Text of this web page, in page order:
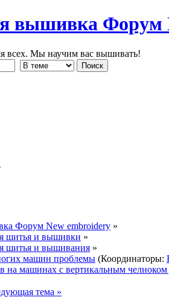
всех. Мы научим вас вышивать!
Форум New embroidery »
шитья и вышивки »
шитья и вышивания »
машин проблемы (Координаторы:
на машинах с вертикальным челноком
тема »